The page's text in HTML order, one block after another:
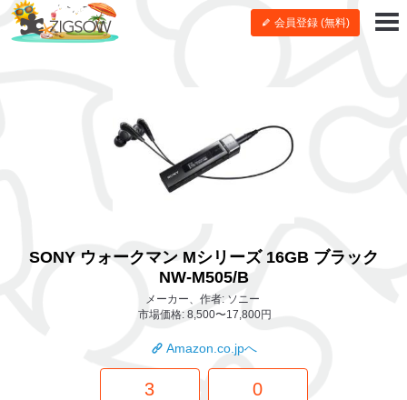
会員登録 (無料)
SONY ウォークマン Mシリーズ 16GB ブラック
NW-M505/B
メーカー、作者: ソニー
市場価格: 8,500〜17,800円
Amazon.co.jpへ
3 0